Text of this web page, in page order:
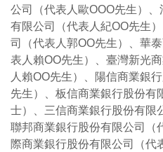
公司（代表人歐OOO先生）
有限公司（代表人紀OO先生
司（代表人郭OO先生）、華
表人賴OO先生）、臺灣新光
人賴OO先生）、陽信商業銀
先生）、板信商業銀行股份有
士）、三信商業銀行股份有限
聯邦商業銀行股份有限公司（
際商業銀行股份有限公司（代